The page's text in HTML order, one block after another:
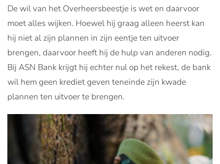
De wil van het Overheersbeestje is wet en daarvoor
moet alles wijken. Hoewel hij graag alleen heerst kan
hij niet al zijn plannen in zijn eentje ten uitvoer
brengen, daarvoor heeft hij de hulp van anderen nodig.
Bij ASN Bank krijgt hij echter nul op het rekest, de bank
wil hem geen krediet geven teneinde zijn kwade
plannen ten uitvoer te brengen.